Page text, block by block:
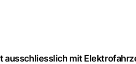
ausschliesslich mit